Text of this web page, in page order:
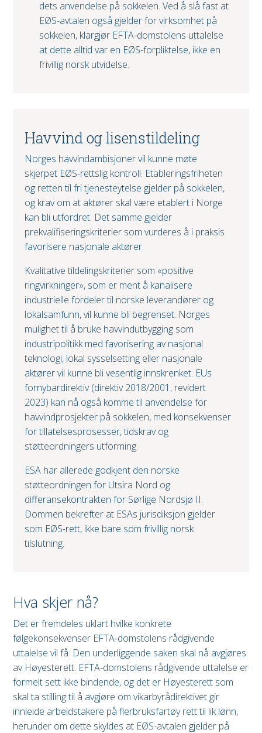
dets anvendelse på sokkelen. Ved å slå fast at
EØS-avtalen også gjelder for virksomhet på
sokkelen, klargjør EFTA-domstolens uttalelse
at dette alltid var en EØS-forpliktelse, ikke en
frivillig norsk utvidelse.
Havvind og lisenstildeling
Norges havvindambisjoner vil kunne møte
skjerpet EØS-rettslig kontroll. Etableringsfriheten
og retten til fri tjenesteytelse gjelder på sokkelen,
og krav om at aktører skal være etablert i Norge
kan bli utfordret. Det samme gjelder
prekvalifiseringskriterier som vurderes å i praksis
favorisere nasjonale aktører.
Kvalitative tildelingskriterier som «positive
ringvirkninger», som er ment å kanalisere
industrielle fordeler til norske leverandører og
lokalsamfunn, vil kunne bli begrenset. Norges
mulighet til å bruke havvindutbygging som
industripolitikk med favorisering av nasjonal
teknologi, lokal sysselsetting eller nasjonale
aktører vil kunne bli vesentlig innskrenket. EUs
fornybardirektiv (direktiv 2018/2001, revidert
2023) kan nå også komme til anvendelse for
havvindprosjekter på sokkelen, med konsekvenser
for tillatelsesprosesser, tidskrav og
støtteordningers utforming.
ESA har allerede godkjent den norske
støtteordningen for Utsira Nord og
differansekontrakten for Sørlige Nordsjø II.
Dommen bekrefter at ESAs jurisdiksjon gjelder
som EØS-rett, ikke bare som frivillig norsk
tilslutning.
Hva skjer nå?
Det er fremdeles uklart hvilke konkrete
følgekonsekvenser EFTA-domstolens rådgivende
uttalelse vil få. Den underliggende saken skal nå avgjøres
av Høyesterett. EFTA-domstolens rådgivende uttalelse er
formelt sett ikke bindende, og det er Høyesterett som
skal ta stilling til å avgjøre om vikarbyrådirektivet gir
innleide arbeidstakere på flerbruksfartøy rett til lik lønn,
herunder om dette skyldes at EØS-avtalen gjelder på